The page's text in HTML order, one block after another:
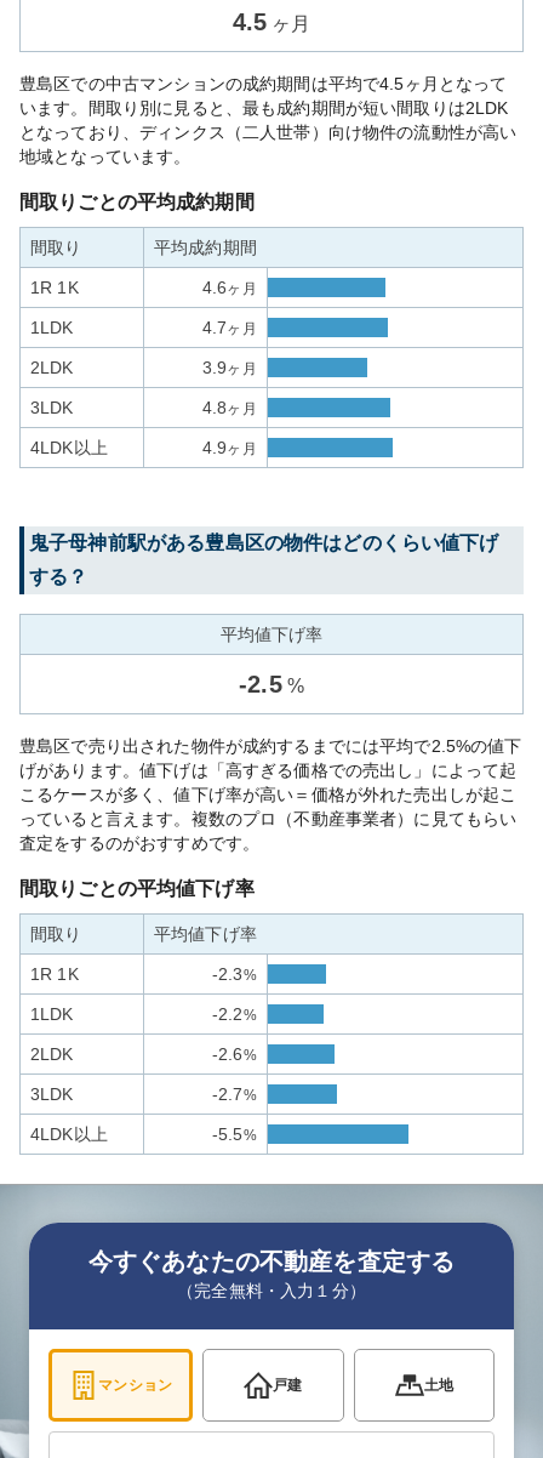
4.5 ヶ月
豊島区での中古マンションの成約期間は平均で4.5ヶ月となって
います。間取り別に見ると、最も成約期間が短い間取りは2LDK
となっており、ディンクス（二人世帯）向け物件の流動性が高い
地域となっています。
間取りごとの平均成約期間
間取り 平均成約期間
1R 1K 4.6ヶ月
1LDK 4.7ヶ月
2LDK 3.9ヶ月
3LDK 4.8ヶ月
4LDK以上 4.9ヶ月
鬼子母神前駅がある豊島区の物件はどのくらい値下げ
する？
平均値下げ率
-2.5 %
豊島区で売り出された物件が成約するまでには平均で2.5%の値下
げがあります。値下げは「高すぎる価格での売出し」によって起
こるケースが多く、値下げ率が高い＝価格が外れた売出しが起こ
っていると言えます。複数のプロ（不動産事業者）に見てもらい
査定をするのがおすすめです。
間取りごとの平均値下げ率
間取り 平均値下げ率
1R 1K -2.3%
1LDK -2.2%
2LDK -2.6%
3LDK -2.7%
4LDK以上 -5.5%
今すぐあなたの不動産を査定する
（完全無料・入力１分）
マンション 戸建 土地